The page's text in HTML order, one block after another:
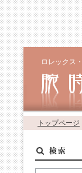
ロレックス
トップページ